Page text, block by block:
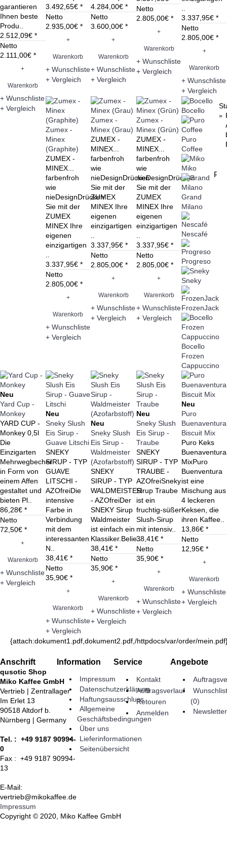
garantieren
Ihnen beste
Produ..
2.512,09€ *
Netto
2.111,00€ *
+
Warenkorb
+ Wunschliste
+ Vergleich
3.492,65€ *
Netto
2.935,00€ *
+
Warenkorb
+ Wunschliste
+ Vergleich
4.284,00€ *
Netto
3.600,00€ *
+
Warenkorb
+ Wunschliste
+ Vergleich
Netto
2.805,00€ *
+
Warenkorb
+ Wunschliste
+ Vergleich
3.337,95€ *
Netto
2.805,00€ *
+
Warenkorb
+ Wunschliste
+ Vergleich
Zumex -
Minex
(Graphite)
ZUMEX -
MINEX...
farbenfroh
wie
nieDesignDrücken
Sie mit der
ZUMEX
MINEX Ihre
eigenen
einzigartigen
3.337,95€ *
Netto
2.805,00€ *
+
Warenkorb
+ Wunschliste
+ Vergleich
Zumex -
Minex (Grau)
ZUMEX -
MINEX...
farbenfroh
wie
nieDesignDrücken
Sie mit der
ZUMEX
MINEX Ihre
eigenen
einzigartigen
3.337,95€ *
Netto
2.805,00€ *
+
Warenkorb
+ Wunschliste
+ Vergleich
Zumex -
Minex (Grün)
ZUMEX -
MINEX...
farbenfroh
wie
nieDesignDrücken
Sie mit der
ZUMEX
MINEX Ihre
eigenen
einzigartigen
3.337,95€ *
Netto
2.805,00€ *
+
Warenkorb
+ Wunschliste
+ Vergleich
Bocello
Puro
Coffee
Miko
Grand
Milano
Nescafé
Progreso
Sneky
FrozenJack
Bocello
Frozen
Cappuccino
Neu
Yard Cup -
Monkey
YARD CUP -
Monkey 0,5l
Die
Einzigarten
Mehrwegbecher
in Form von
einem Affen
gestaltet und
bieten Pl..
86,28€ *
Netto
72,50€ *
+
Warenkorb
+ Wunschliste
+ Vergleich
Neu
Sneky Slush
Eis Sirup -
Guave Litschi
SNEKY
SIRUP - TYP
GUAVE
LITSCHI -
AZOfreiDie
intensive
Farbe in
Verbindung
mit dem
interessanten
N..
38,41€ *
Netto
35,90€ *
+
Warenkorb
+ Wunschliste
+ Vergleich
Neu
Sneky Slush
Eis Sirup -
Waldmeister
(Azofarbstoff)
SNEKY
SIRUP - TYP
WALDMEISTER
- AZOfreiDer
SNEKY Sirup
Waldmeister
ist einfach ein
Klassiker.Belie..
38,41€ *
Netto
35,90€ *
+
Warenkorb
+ Wunschliste
+ Vergleich
Neu
Sneky Slush
Eis Sirup -
Traube
SNEKY
SIRUP - TYP
TRAUBE -
AZOfreiSneky
Sirup Traube
ist ein
fruchtig-süßer
Slush-Sirup
mit intensiv..
38,41€ *
Netto
35,90€ *
+
Warenkorb
+ Wunschliste
+ Vergleich
Neu
Puro
Buenaventura
Biscuit Mix
Puro Keks
Buenaventura
MixPuro
Buenventura
ist eine
Mischung aus
4 leckeren
Keksen, die
ihren Kaffee..
13,86€ *
Netto
12,95€ *
+
Warenkorb
+ Wunschliste
+ Vergleich
{attach:dokument1.pdf,dokument2.pdf,/httpdocs/var/order/
Anschrift
qusotic Shop
Miko Kaffee GmbH
Vertrieb | Zentrallager
Im Erlet 13
90518 Altdorf b.
Nürnberg | Germany
Tel. : +49 9187 90994-
0
Fax : +49 9187 90994-
13
E-Mail:
vertrieb@mikokaffee.de
Information
Impressum
Datenschutzerklärung
Haftungsausschluss
Allgemeine
Geschäftsbedingungen
Über uns
Lieferinformationen
Seitenübersicht
Service
Kontakt
Auftragsverlauf
Retouren
Anmelden
Angebote
(0)
Newsletter
Impressum
Copyright © 2020, Miko Kaffee GmbH